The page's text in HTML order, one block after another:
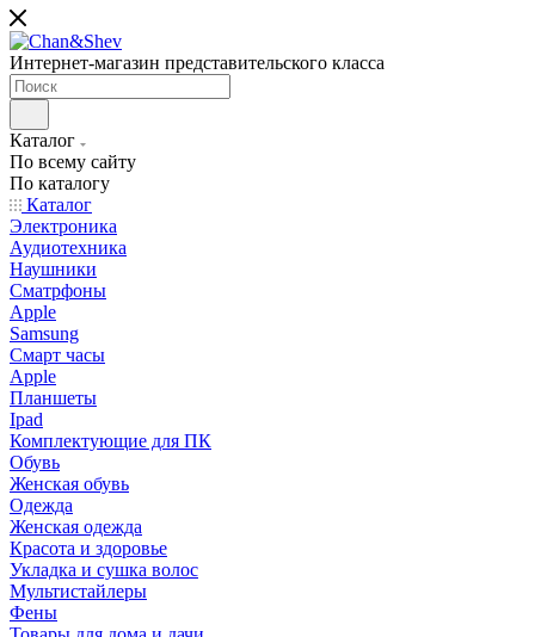
Интернет-магазин представительского класса
Каталог
По всему сайту
По каталогу
Каталог
Электроника
Аудиотехника
Наушники
Сматрфоны
Apple
Samsung
Смарт часы
Apple
Планшеты
Ipad
Комплектующие для ПК
Обувь
Женская обувь
Одежда
Женская одежда
Красота и здоровье
Укладка и сушка волос
Мультистайлеры
Фены